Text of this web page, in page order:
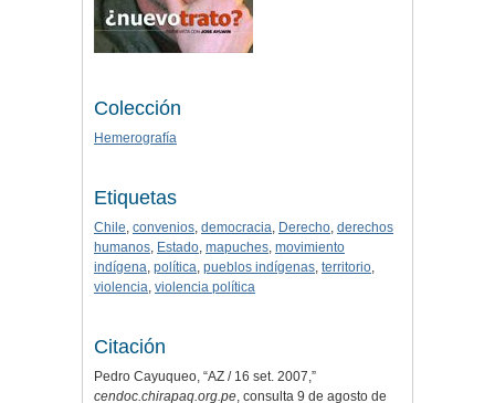
Colección
Hemerografía
Etiquetas
Chile, convenios, democracia, Derecho, derechos
humanos, Estado, mapuches, movimiento
indígena, política, pueblos indígenas, territorio,
violencia, violencia política
Citación
Pedro Cayuqueo, “AZ / 16 set. 2007,”
cendoc.chirapaq.org.pe, consulta 9 de agosto de